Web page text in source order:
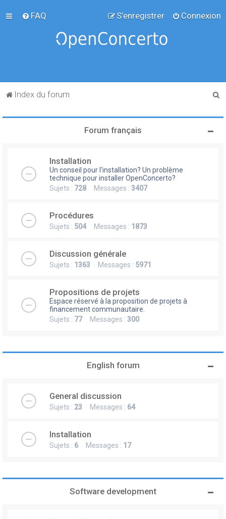
FAQ Connexion
S’enregistrer
Index du forum
Forum français
Installation
Un conseil pour l'installation? Un problème
technique pour installer OpenConcerto?
Sujets : 728 Messages : 3407
Procédures
Sujets : 504Messages : 1873
Discussion générale
Sujets : 1363 Messages : 5971
Propositions de projets
Espace réservé à la proposition de projets à
financement communautaire.
Sujets : 77Messages : 300
English forum
General discussion
Sujets : 23 Messages : 64
Installation
Sujets : 6 Messages : 17
Software development